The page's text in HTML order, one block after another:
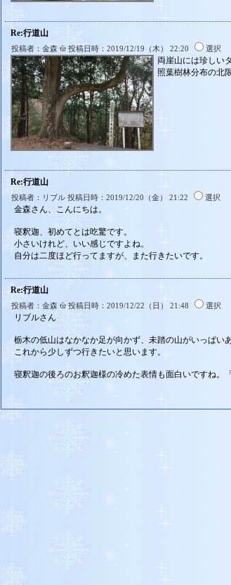
Re:行道山
投稿者：金森 投稿日時：2019/12/19（木） 22:20 選択
両崖山には珍しい
照葉樹林分布の北
Re:行道山
投稿者：リブル 投稿日時：2019/12/20（金） 21:22 選択
金森さん、こんにちは。
寝釈迦、初めてとは吃驚です。
小さいけれど、いい感じですよね。
自分は二度ほど行ってますが、また行きたいです。
Re:行道山
投稿者：金森 投稿日時：2019/12/22（日） 21:48 選択
リブルさん
栃木の低山はなかなか足が向かず、未踏の山がいっぱいあ
これから少しずつ行きたいと思います。
寝釈迦の後ろのお釈迦様の冷めた表情も面白いですね。